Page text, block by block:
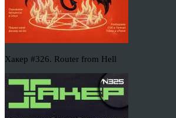
Хакер #326. Router from Hell